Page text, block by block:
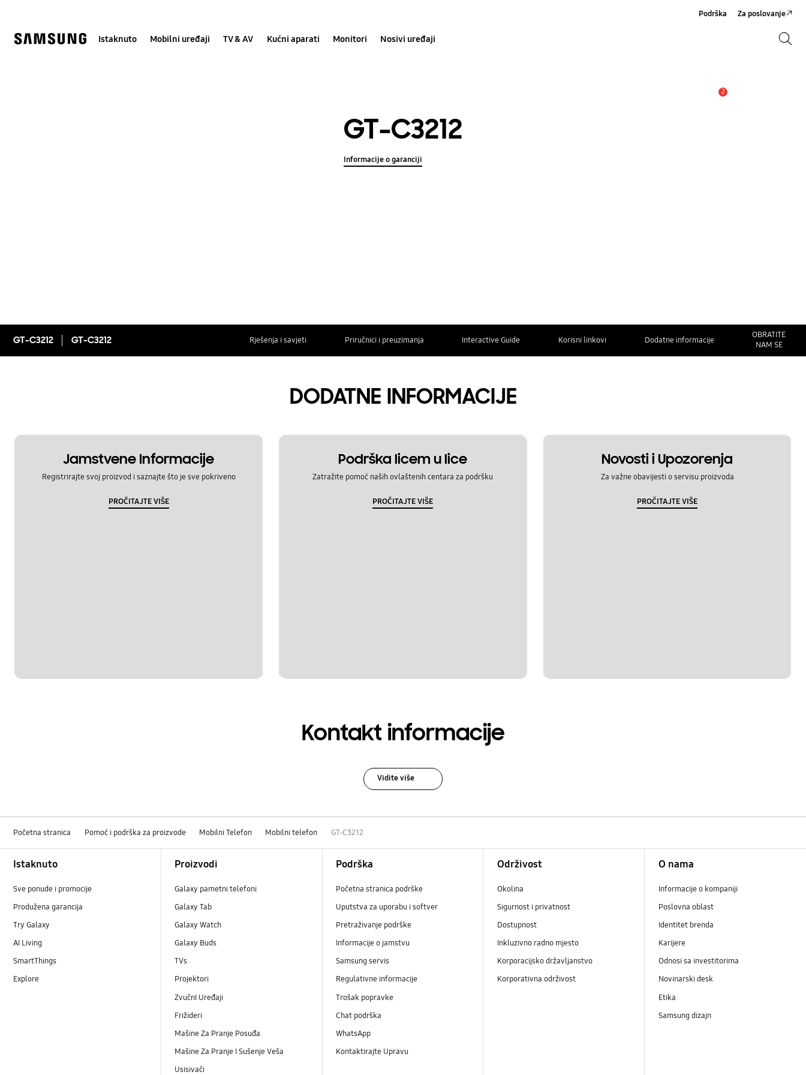
help
Istaknuto Mobilni uređaji TV & AV Kućni aparati Monitori Nosivi uređaji
Podrška Za poslovanje
2
GT-C3212
Informacije o garanciji
GT-C3212 GT-C3212 Rješenja i savjeti Priručnici i preuzimanja Interactive Guide Korisni linkovi Dodatne informacije
OBRATITE
NAM SE
DODATNE INFORMACIJE
Jamstvene Informacije
Registrirajte svoj proizvod i saznajte što je sve pokriveno
PROČITAJTE VIŠE
Podrška licem u lice
Zatražite pomoć naših ovlaštenih centara za podršku
PROČITAJTE VIŠE
Novosti i Upozorenja
Za važne obavijesti o servisu proizvoda
PROČITAJTE VIŠE
Kontakt informacije
Vidite više
Početna stranica Pomoć i podrška za proizvode Mobilni Telefon Mobilni telefon GT-C3212
Istaknuto
Sve ponude i promocije
Produžena garancija
Try Galaxy
AI Living
SmartThings
Explore
Proizvodi
Galaxy pametni telefoni
Galaxy Tab
Galaxy Watch
Galaxy Buds
TVs
Projektori
ZvučnI Uređaji
Frižideri
Mašine Za Pranje Posuđa
Mašine Za Pranje I Sušenje Veša
Usisivači
Podrška
Početna stranica podrške
Uputstva za uporabu i softver
Pretraživanje podrške
Informacije o jamstvu
Samsung servis
Regulativne informacije
Trošak popravke
Chat podrška
WhatsApp
Kontaktirajte Upravu
Održivost
Okolina
Sigurnost i privatnost
Dostupnost
Inkluzivno radno mjesto
Korporacijsko državljanstvo
Korporativna održivost
O nama
Informacije o kompaniji
Poslovna oblast
Identitet brenda
Karijere
Odnosi sa investitorima
Novinarski desk
Etika
Samsung dizajn